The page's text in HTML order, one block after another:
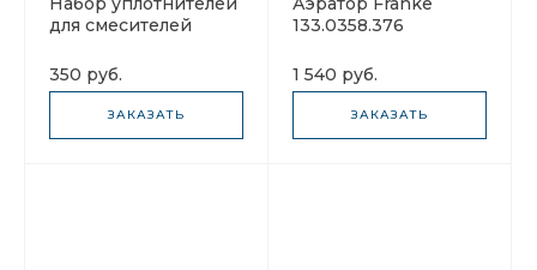
для смесителей
350 руб.
ЗАКАЗАТЬ
133.0358.376
1 540 руб.
ЗАКАЗАТЬ